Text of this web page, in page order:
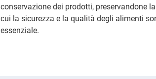
conservazione dei prodotti, preservandone
cui la sicurezza e la qualità degli alimenti
essenziale.